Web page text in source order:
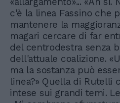
c'è la linea Fassino che
mantenere la
magari cercare di far
del centrodestra senza
dell'attuale coalizione.
ma la sostanza può
linea?» Quella di Rutelli
intese sui grandi temi.